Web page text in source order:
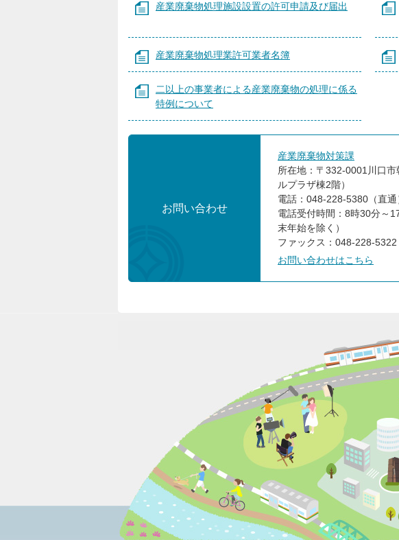
産業廃棄物処理施設設置の許可申請及び届出
産業廃棄物処理業許可業者名簿
二以上の事業者による産業廃棄物の処理に係る
特例について
お問い合わせ
産業廃棄物対策課
所在地：〒332-0001川口
ルプラザ棟2階）
電話：048-228-5380（直通
電話受付時間：8時30分～
末年始を除く）
ファックス：048-228-5322
お問い合わせはこちら